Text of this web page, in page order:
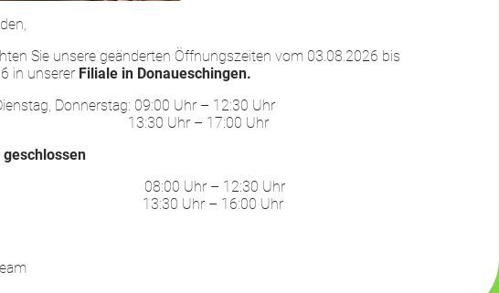
Sie unsere geänderten Öffnungszeiten vom 03.08.2026 bis
in unserer Filiale in Donaueschingen.
Donnerstag: 09:00 Uhr – 12:30 Uhr
Uhr – 17:00 Uhr
geschlossen
08:00 Uhr – 12:30 Uhr
Uhr – 16:00 Uhr